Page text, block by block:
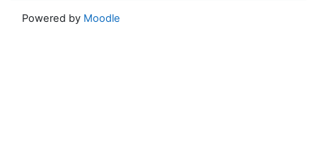
Powered by Moodle